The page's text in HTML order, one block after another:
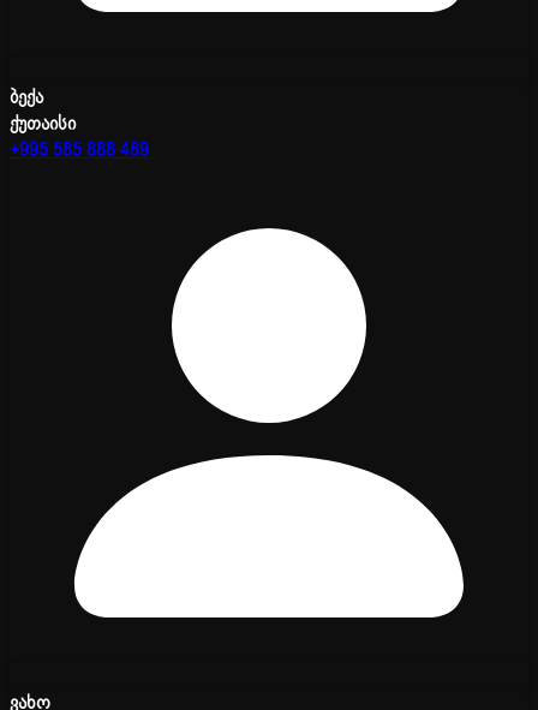
ბექა
ქუთაისი
+995 585 888 489
ვახო